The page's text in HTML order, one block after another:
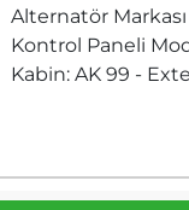
Alternatör
Kontrol Paneli
Kabin: AK 99 -